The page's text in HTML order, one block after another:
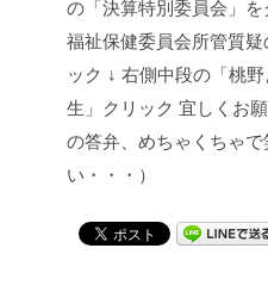
の「決算特別委員会」を
福祉保健委員会所管質
ック ↓ 右側中段の「桃
生」クリック 宜しくお願
の答弁、めちゃくちゃ
い・・・）